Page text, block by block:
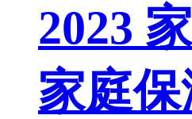
2023
家庭